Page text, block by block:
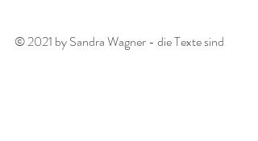
© 2021 by Sandra Wagner - die Texte sind